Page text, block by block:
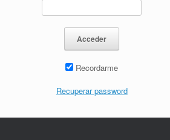
Recordarme
Recuperar password